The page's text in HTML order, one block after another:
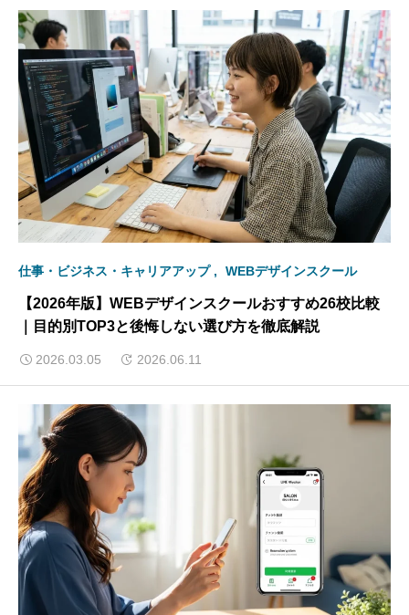
仕事・ビジネス・キャリアアップ WEBデザインスクール
【2026年版】WEBデザインスクールおすすめ26校比較
｜目的別TOP3と後悔しない選び方を徹底解説
2026.03.05 2026.06.11